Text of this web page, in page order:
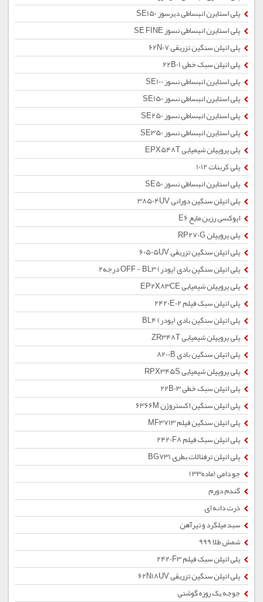
پلی استایرن انبساطی دیرسوز SE150
پلی استایرن انبساطی نسوز SE FINE
پلی اتیلن سنگین تزریقی 62N07
پلی اتیلن سبک خطی 22B01
پلی استایرن انبساطی نسوز SE100
پلی استایرن انبساطی نسوز SE150
پلی استایرن انبساطی نسوز SE250
پلی استایرن انبساطی نسوز SE350
پلی پروپیلن شیمیایی EPX548T
پلی کربنات 1012
پلی استایرن انبساطی نسوز SE50
پلی اتیلن سنگین دورانی 38504UV
اپوکسی رزین مایع E6
پلی پروپیلن RP270G
پلی اتیلن سنگین تزریقی 60505UV
پلی اتیلن سنگین بادی (پودر) OFF - BL3 درجه2
پلی پروپیلن شیمیایی EP2X83CE
پلی اتیلن سبک فیلم 2420E02
پلی اتیلن سنگین بادی (پودر) BL4
پلی پروپیلن شیمیایی ZR348T
پلی اتیلن سنگین بادی 8200B
پلی پروپیلن شیمیایی RPX345S
پلی اتیلن سبک خطی 22B03
پلی اتیلن سنگین اکستروژن 6366M
پلی اتیلن سنگین فیلم MF3713
پلی اتیلن سبک فیلم 2420F8
پلی اتیلن ترفتالات بطری BG731
جو دامی (ماده33)
گندم دورم
ذرت دانه ای
سبد میلگرد و تیرآهن
شمش طلا 999
پلی اتیلن سبک فیلم 2420F3
پلی اتیلن سنگین تزریقی 62N18UV
جوجه یک روزه گوشتی